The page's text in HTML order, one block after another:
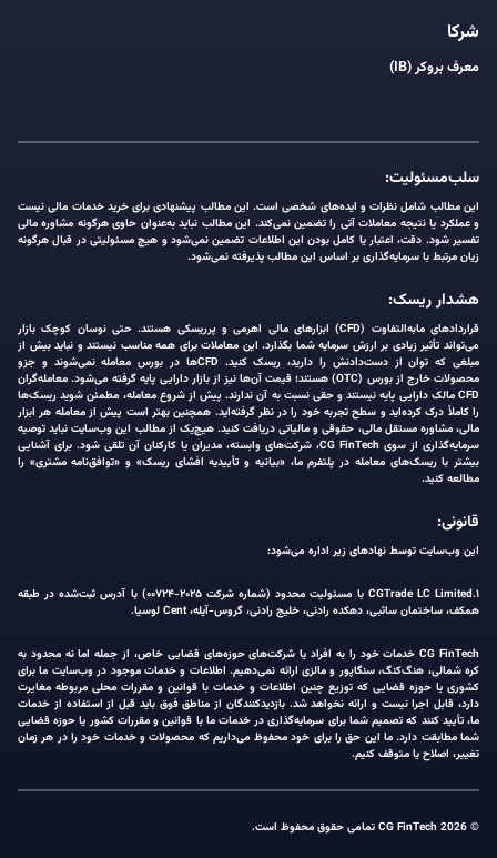
شرکا
معرف بروکر (IB)
سلب‌مسئولیت:
این مطالب شامل نظرات و ایده‌های شخصی است. این مطالب پیشنهادی برای خرید خدمات مالی نیست
و عملکرد یا نتیجه معاملات آتی را تضمین نمی‌کند. این مطالب نباید به‌عنوان حاوی هرگونه مشاوره مالی
تفسیر شود. دقت، اعتبار یا کامل بودن این اطلاعات تضمین نمی‌شود و هیچ مسئولیتی در قبال هرگونه
زیان مرتبط با سرمایه‌گذاری بر اساس این مطالب پذیرفته نمی‌شود.
هشدار ریسک:
قراردادهای مابه‌التفاوت (CFD) ابزارهای مالی اهرمی و پرریسکی هستند. حتی نوسان کوچک بازار
می‌تواند تأثیر زیادی بر ارزش سرمایه شما بگذارد. این معاملات برای همه مناسب نیستند و نباید بیش از
مبلغی که توان از دست‌دادنش را دارید، ریسک کنید. CFDها در بورس معامله نمی‌شوند و جزو
محصولات خارج از بورس (OTC) هستند؛ قیمت آن‌ها نیز از بازار دارایی پایه گرفته می‌شود. معامله‌گران
CFD مالک دارایی پایه نیستند و حقی نسبت به آن ندارند. پیش از شروع معامله، مطمئن شوید ریسک‌ها
را کاملاً درک کرده‌اید و سطح تجربه خود را در نظر گرفته‌اید. همچنین بهتر است پیش از معامله هر ابزار
مالی، مشاوره مستقل مالی، حقوقی و مالیاتی دریافت کنید. هیچ‌یک از مطالب این وب‌سایت نباید توصیه
سرمایه‌گذاری از سوی CG FinTech، شرکت‌های وابسته، مدیران یا کارکنان آن تلقی شود. برای آشنایی
بیشتر با ریسک‌های معامله در پلتفرم ما، «بیانیه و تأییدیه افشای ریسک» و «توافق‌نامه مشتری» را
مطالعه کنید.
قانونی:
این وب‌سایت توسط نهادهای زیر اداره می‌شود:
۱.CGTrade LC Limited با مسئولیت محدود (شماره شرکت ۲۰۲۵-۰۰۷۲۴) با آدرس ثبت‌شده در طبقه
همکف، ساختمان ساثبی، دهکده رادنی، خلیج رادنی، گروس-آیله، Cent لوسیا.
CG FinTech خدمات خود را به افراد یا شرکت‌های حوزه‌های قضایی خاص، از جمله اما نه محدود به
کره شمالی، هنگ‌کنگ، سنگاپور و مالزی ارائه نمی‌دهیم. اطلاعات و خدمات موجود در وب‌سایت ما برای
کشوری یا حوزه قضایی که توزیع چنین اطلاعات و خدمات با قوانین و مقررات محلی مربوطه مغایرت
دارد، قابل اجرا نیست و ارائه نخواهد شد. بازدیدکنندگان از مناطق فوق باید قبل از استفاده از خدمات
ما، تأیید کنند که تصمیم شما برای سرمایه‌گذاری در خدمات ما با قوانین و مقررات کشور یا حوزه قضایی
شما مطابقت دارد. ما این حق را برای خود محفوظ می‌داریم که محصولات و خدمات خود را در هر زمان
تغییر، اصلاح یا متوقف کنیم.
© 2026 CG FinTech تمامی حقوق محفوظ است.